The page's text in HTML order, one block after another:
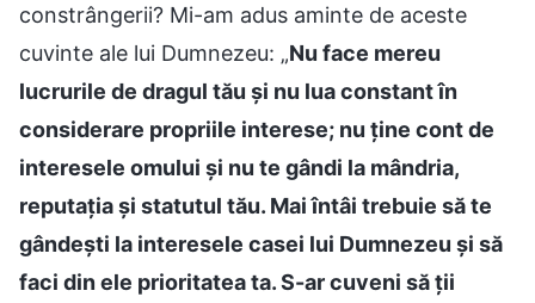
constrângerii? Mi-am adus aminte de aceste
cuvinte ale lui Dumnezeu: „Nu face mereu
lucrurile de dragul tău și nu lua constant în
considerare propriile interese; nu ține cont de
interesele omului și nu te gândi la mândria,
reputația și statutul tău. Mai întâi trebuie să te
gândești la interesele casei lui Dumnezeu și să
faci din ele prioritatea ta. S-ar cuveni să ții